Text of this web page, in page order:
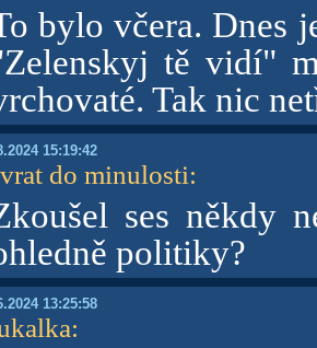
bylo včera. Dnes
tě vidí"
Tak nic
15:19:42
do minulosti:
ses někdy
politiky?
13:25:58
: